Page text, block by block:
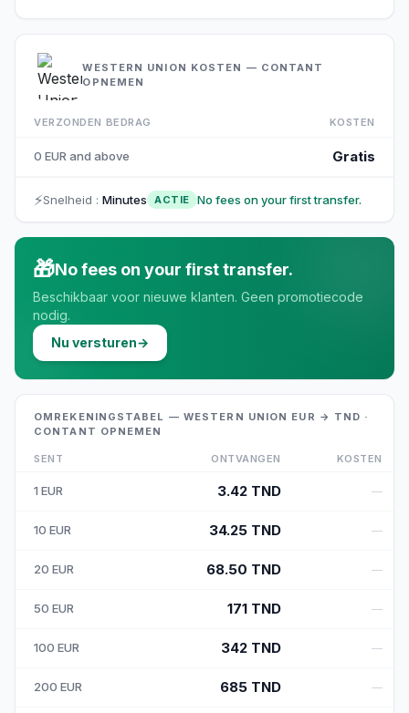
WESTERN UNION KOSTEN — CONTANT
OPNEMEN
VERZONDEN BEDRAG KOSTEN
0 EUR and above Gratis
⚡Snelheid : Minutes ACTIE No fees on your first transfer.
🎁No fees on your first transfer.
Beschikbaar voor nieuwe klanten. Geen promotiecode
nodig.
Nu versturen→
OMREKENINGSTABEL — WESTERN UNION EUR → TND ·
CONTANT OPNEMEN
SENT ONTVANGEN KOSTEN
1 EUR 3.42 TND —
10 EUR 34.25 TND —
20 EUR 68.50 TND —
50 EUR 171 TND —
100 EUR 342 TND —
200 EUR 685 TND —